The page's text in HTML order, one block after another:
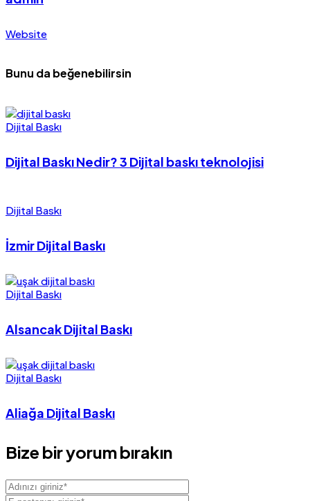
Website
Bunu da beğenebilirsin
Dijital Baskı
Dijital Baskı Nedir? 3 Dijital baskı teknolojisi
Dijital Baskı
İzmir Dijital Baskı
Dijital Baskı
Alsancak Dijital Baskı
Dijital Baskı
Aliağa Dijital Baskı
Bize bir yorum bırakın